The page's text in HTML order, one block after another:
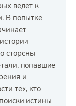
ведёт к
В попытке
стороны
попавшие
и
тех, кто
истины